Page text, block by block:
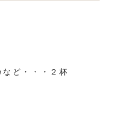
など・・・２杯